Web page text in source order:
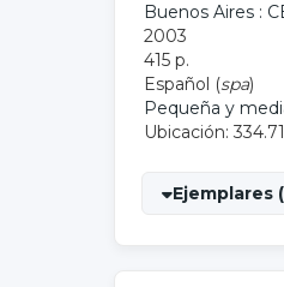
Buenos Aires :
2003
415 p.
Español (spa)
Pequeña y
Ubicación:
Ejemplares